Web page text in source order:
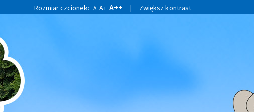
Rozmiar czcionek: A A+ A++ | Zwiększ kontrast